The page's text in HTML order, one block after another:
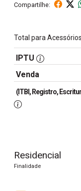
Compartilhe:
Total para Acessórios
IPTU
Venda
(ITBI, Registro,
Residencial
Finalidade